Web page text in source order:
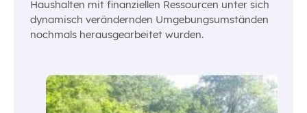
Haushalten mit finanziellen Ressourcen unter sich
dynamisch verändernden Umgebungsumständen
nochmals herausgearbeitet wurden.